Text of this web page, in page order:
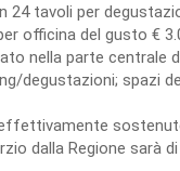
24 tavoli per
officina del gusto €
nella parte centrale
degustazioni; spazi
effettivamente
dalla Regione sarà di